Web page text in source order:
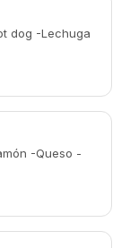
dog -Lechuga
-Queso -